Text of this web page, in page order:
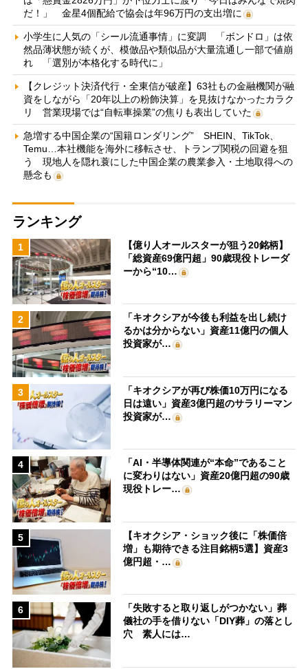
だ！」 金星4個配給で協会は年96万円の支出増に
小学生に人気の「シール流通事情」に変調 「ボンドロ」は依
然品薄状態が続くが、模倣品や類似品が大量流通し一部で値崩
れ 「選別が本格化する時代に」
【クレジット決済代行・全東信が破産】63社もの金融機関が融
資をしながら「20年以上の粉飾決算」を見抜けなかったカラク
リ 営業現場では“自転車操業”の焦りも表出していた
急増する中国企業の“国籍ロンダリング” SHEIN、TikTok、
Temu…本社機能を海外に移転させ、トランプ関税の回避を狙
う 現地人を隠れ蓑にした中国企業の農業参入・土地取得への
懸念も
ランキング
1
【億り人オールスターが狙う20銘柄】
「総資産69億円超」90歳現役トレーダ
ーから“10…
2
「キオクシアが今後も利益を出し続け
るかは分からない」資産11億円の個人
投資家が…
3
「キオクシアが再び株価10万円になる
日は遠い」資産3億円超のサラリーマン
投資家が…
4
「AI・半導体関連が“本命”であること
に変わりはない」資産20億円超の90歳
現役トレー…
5
【キオクシア・ショック後に「株価倍
増」も期待できる注目銘柄5選】資産3
億円超・…
6
「失敗すると取り返しがつかない」葬
儀社の手を借りない「DIY葬」の落とし
穴 素人には…